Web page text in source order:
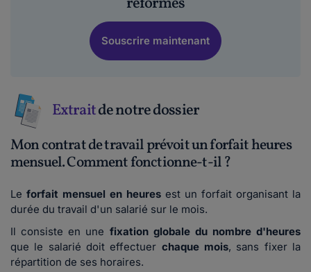
Souscrire maintenant
Extraitde notre dossier
Mon contrat de travail prévoit un forfait heures
mensuel. Comment fonctionne-t-il ?
Le forfait mensuel en heures est un forfait organisant la
durée du travail d'un salarié sur le mois.
Il consiste en une fixation globale du nombre d'heures
que le salarié doit effectuer chaque mois, sans fixer la
répartition de ses horaires.